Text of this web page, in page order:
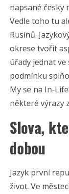
napsané česky
Vedle toho tu
Rusínů.
okrese tvořit
úřady jednat ve
podmínku
My se na In-
některé výrazy
Slova,
dobou
Jazyk první
život. Ve